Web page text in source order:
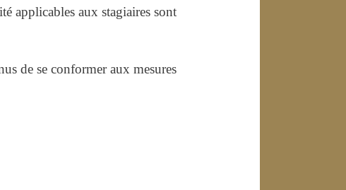
applicables aux stagiaires sont
de se conformer aux mesures